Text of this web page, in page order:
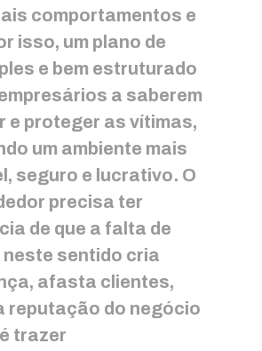
comportamentos e
isso, um plano de
e bem estruturado
a saberem
e proteger as vítimas,
um ambiente mais
seguro e lucrativo. O
precisa ter
de que a falta de
sentido cria
afasta clientes,
reputação do negócio
trazer